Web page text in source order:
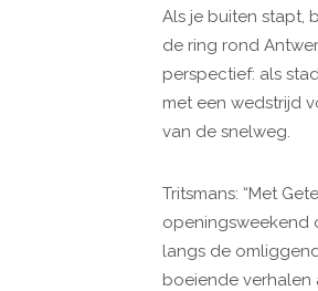
Als je buiten stapt,
de ring rond
perspectief: als
met een wedstrijd
van de snelweg.
Tritsmans: “Met
openingsweekend
langs de
boeiende verhalen